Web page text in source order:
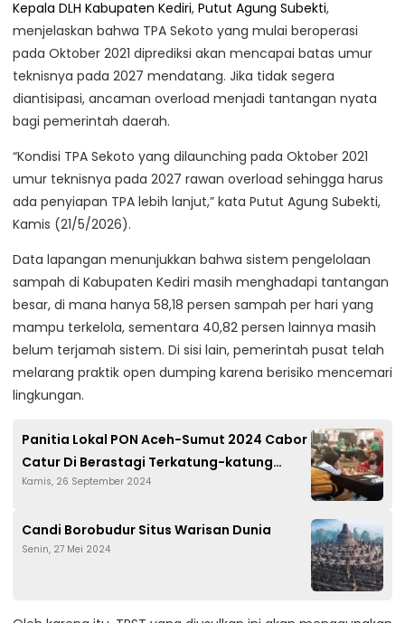
Kepala DLH Kabupaten Kediri, Putut Agung Subekti,
menjelaskan bahwa TPA Sekoto yang mulai beroperasi
pada Oktober 2021 diprediksi akan mencapai batas umur
teknisnya pada 2027 mendatang. Jika tidak segera
diantisipasi, ancaman overload menjadi tantangan nyata
bagi pemerintah daerah.
“Kondisi TPA Sekoto yang dilaunching pada Oktober 2021
umur teknisnya pada 2027 rawan overload sehingga harus
ada penyiapan TPA lebih lanjut,” kata Putut Agung Subekti,
Kamis (21/5/2026).
Data lapangan menunjukkan bahwa sistem pengelolaan
sampah di Kabupaten Kediri masih menghadapi tantangan
besar, di mana hanya 58,18 persen sampah per hari yang
mampu terkelola, sementara 40,82 persen lainnya masih
belum terjamah sistem. Di sisi lain, pemerintah pusat telah
melarang praktik open dumping karena berisiko mencemari
lingkungan.
Panitia Lokal PON Aceh-Sumut 2024 Cabor
Catur Di Berastagi Terkatung-katung
Menunggu Honor
Kamis, 26 September 2024
Candi Borobudur Situs Warisan Dunia
Senin, 27 Mei 2024